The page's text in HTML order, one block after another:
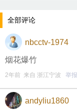
• 福利时间
每晚20:00准时开始
全部评论
nbcctv-1974
烟花爆竹
2年前 来自 浙江宁波 举报
andyliu1860